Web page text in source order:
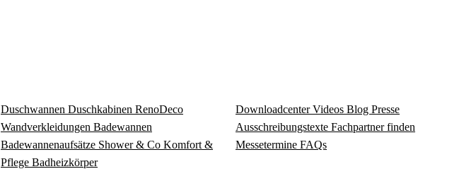
Duschwannen Duschkabinen RenoDeco
Wandverkleidungen Badewannen
Badewannenaufsätze Shower & Co Komfort &
Pflege Badheizkörper
Download­centerVideos Blog Presse
Ausschreibungstexte Fachpartner finden
Messetermine FAQs